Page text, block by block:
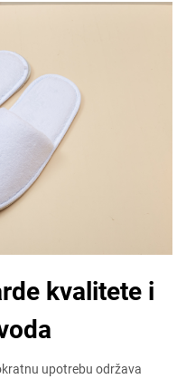
kvalitete i
upotrebu održava